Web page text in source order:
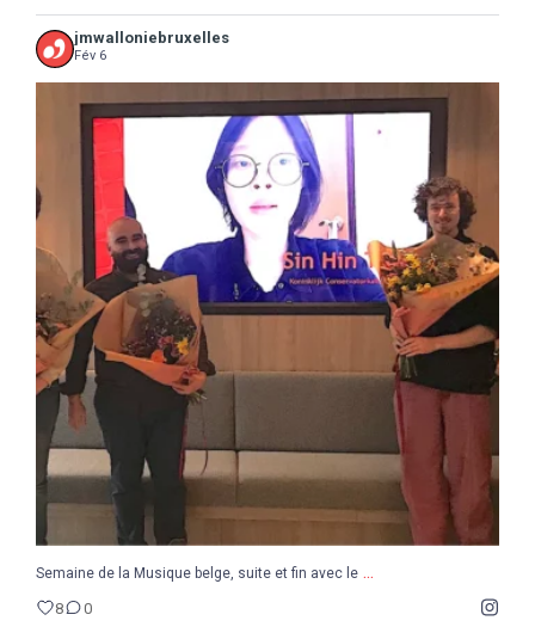
jmwalloniebruxelles
Fév 6
Semaine de la Musique belge, suite et fin avec le ...
Semaine de la Musique belge, suite et fin avec le ...
8 0